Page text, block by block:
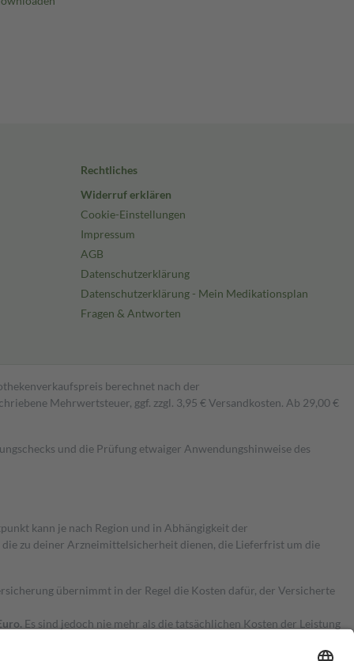
Rechtliches
Widerruf erklären
Cookie-Einstellungen
Impressum
AGB
Datenschutzerklärung
Datenschutzerklärung - Mein Medikationsplan
Fragen & Antworten
berechnet nach der
Mehrwertsteuer, ggf. zzgl. 3,95 € Versandkosten. Ab 29,00 €
und die Prüfung etwaiger Anwendungshinweise des
kann je nach Region und in Abhängigkeit der
zu deiner Arzneimittelsicherheit dienen, die Lieferfrist um die
übernimmt in der Regel die Kosten dafür, der Versicherte
Es sind jedoch nie mehr als die tatsächlichen Kosten der Leistung